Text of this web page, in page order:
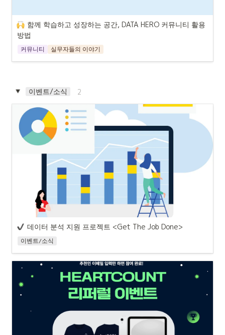
함께 학습하고 성장하는 공간, DATA HERO 커뮤니티 활용
방법
커뮤니티 실무자들의 이야기
이벤트/소식 2
데이터 분석 지원 프로젝트 <Get The Job Done>
이벤트/소식